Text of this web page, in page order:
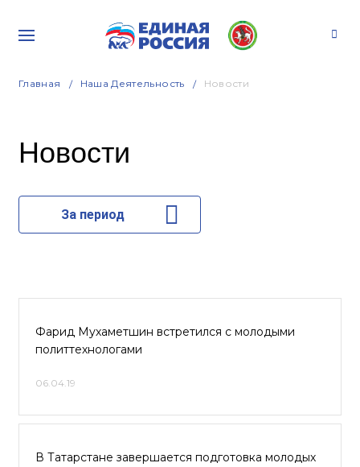
Главная Наша Деятельность Новости
Новости
За период
Фарид Мухаметшин встретился с молодыми
политтехнологами
06.04.19
В Татарстане завершается подготовка молодых